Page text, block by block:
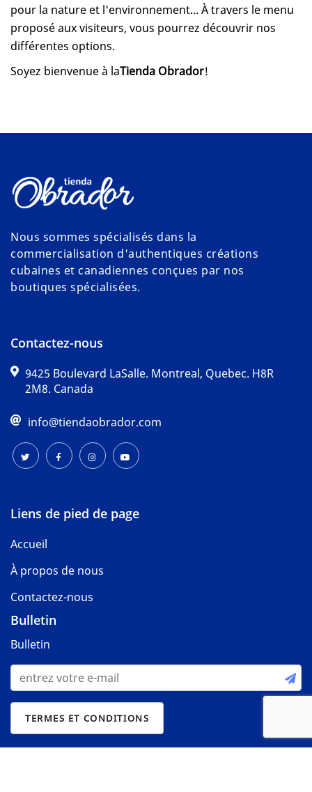
pour la nature et l'environnement... À travers le menu
proposé aux visiteurs, vous pourrez découvrir nos
différentes options.
Soyez bienvenue à laTienda Obrador!
Nous sommes spécialisés dans la
commercialisation d'authentiques créations
cubaines et canadiennes conçues par nos
boutiques spécialisées.
Contactez-nous
9425 Boulevard LaSalle. Montreal, Quebec. H8R
2M8. Canada
info@tiendaobrador.com
Liens de pied de page
Accueil
À propos de nous
Contactez-nous
Bulletin
Bulletin